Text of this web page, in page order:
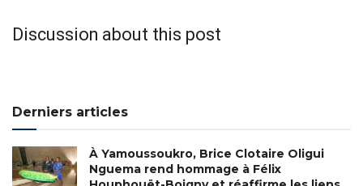
Discussion about this post
Derniers articles
À Yamoussoukro, Brice Clotaire Oligui
Nguema rend hommage à Félix